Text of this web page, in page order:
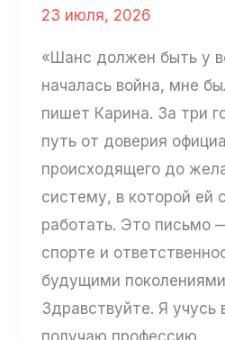
23 июля, 2026
«Шанс должен быть у
началась война, мне
пишет Карина. За три
путь от доверия
происходящего до
систему, в которой ей
работать. Это письмо
спорте и
будущими
Здравствуйте. Я учусь
получаю профессию